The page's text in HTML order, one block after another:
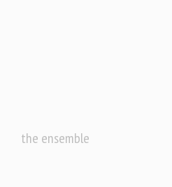
the ensemble